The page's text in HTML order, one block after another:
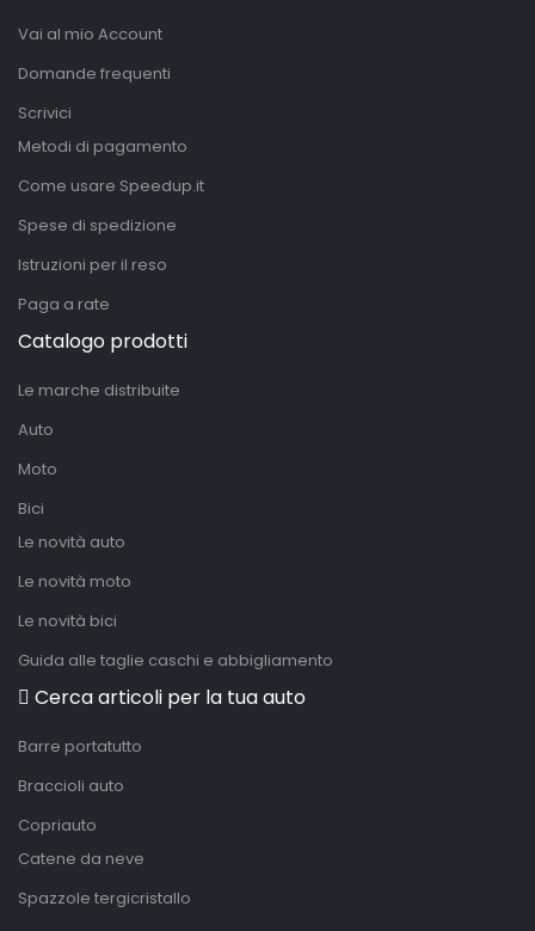
Vai al mio Account
Domande frequenti
Scrivici
Metodi di pagamento
Come usare Speedup.it
Spese di spedizione
Istruzioni per il reso
Paga a rate
Catalogo prodotti
Le marche distribuite
Auto
Moto
Bici
Le novità auto
Le novità moto
Le novità bici
Guida alle taglie caschi e abbigliamento
Cerca articoli per la tua auto
Barre portatutto
Braccioli auto
Copriauto
Catene da neve
Spazzole tergicristallo